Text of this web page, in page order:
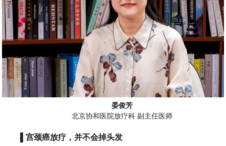
晏俊芳
北京协和医院放疗科 副主任医师
▌宫颈癌放疗，并不会掉头发